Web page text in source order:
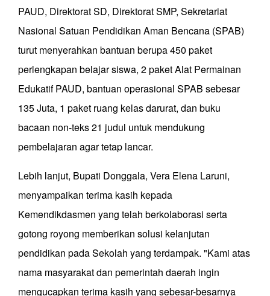
PAUD, Direktorat SD, Direktorat SMP, Sekretariat
Nasional Satuan Pendidikan Aman Bencana (SPAB)
turut menyerahkan bantuan berupa 450 paket
perlengkapan belajar siswa, 2 paket Alat Permainan
Edukatif PAUD, bantuan operasional SPAB sebesar
135 Juta, 1 paket ruang kelas darurat, dan buku
bacaan non-teks 21 judul untuk mendukung
pembelajaran agar tetap lancar.
Lebih lanjut, Bupati Donggala, Vera Elena Laruni,
menyampaikan terima kasih kepada
Kemendikdasmen yang telah berkolaborasi serta
gotong royong memberikan solusi kelanjutan
pendidikan pada Sekolah yang terdampak. "Kami atas
nama masyarakat dan pemerintah daerah ingin
mengucapkan terima kasih yang sebesar-besarnya